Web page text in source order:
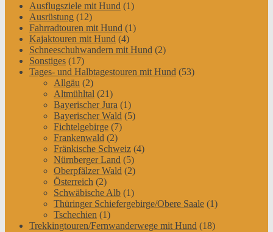
Ausflugsziele mit Hund (1)
Ausrüstung (12)
Fahrradtouren mit Hund (1)
Kajaktouren mit Hund (4)
Schneeschuhwandern mit Hund (2)
Sonstiges (17)
Tages- und Halbtagestouren mit Hund (53)
Allgäu (2)
Altmühltal (21)
Bayerischer Jura (1)
Bayerischer Wald (5)
Fichtelgebirge (7)
Frankenwald (2)
Fränkische Schweiz (4)
Nürnberger Land (5)
Oberpfälzer Wald (2)
Österreich (2)
Schwäbische Alb (1)
Thüringer Schiefergebirge/Obere Saale (1)
Tschechien (1)
Trekkingtouren/Fernwanderwege mit Hund (18)